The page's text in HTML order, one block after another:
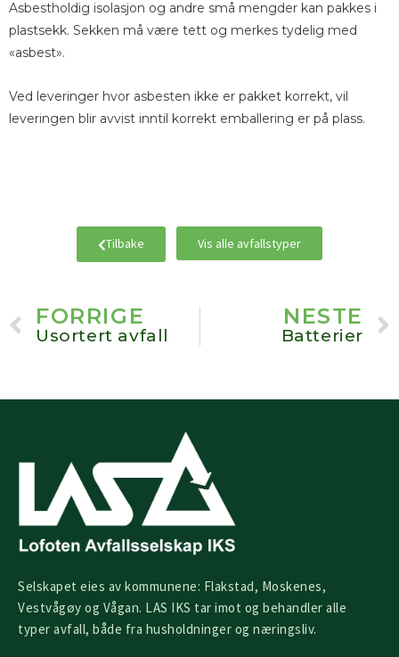
Asbestholdig isolasjon og andre små mengder kan pakkes i
plastsekk. Sekken må være tett og merkes tydelig med
«asbest».
Ved leveringer hvor asbesten ikke er pakket korrekt, vil
leveringen blir avvist inntil korrekt emballering er på plass.
Tilbake Vis alle avfallstyper
Prev
FORRIGE
Usortert avfall
NESTE
Batterier
Selskapet eies av kommunene: Flakstad, Moskenes,
Vestvågøy og Vågan. LAS IKS tar imot og behandler alle
typer avfall, både fra husholdninger og næringsliv.